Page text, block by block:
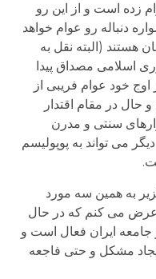
زده است و از این رو
دنباله رو عوام خواهد
هستند (البته نقل به
اسلامی مصداق پیدا
خود عوام فریبی از
در مقام اقتدار
سنتی و مدرن
می تواند به پوپولیسم
به همین سه مورد
عرض می کنم که در حال
ایران فعال است و
مشکل و حتی فاجعه